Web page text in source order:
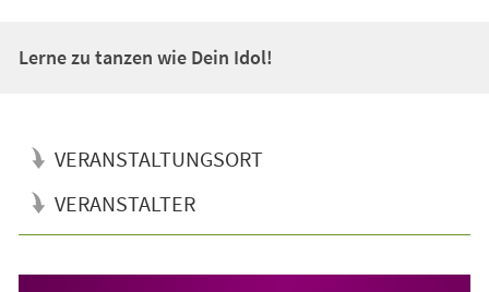
Lerne zu tanzen wie Dein Idol!
VERANSTALTUNGSORT
VERANSTALTER